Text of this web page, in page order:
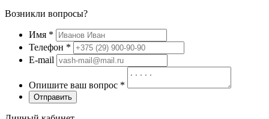
Возникли вопросы?
Имя *
Телефон *
E-mail
Опишите ваш вопрос *
Отправить